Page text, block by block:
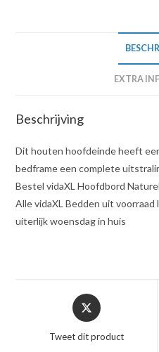
EXTRA
Beschrijving
Dit houten hoofdeinde heeft
bedframe een complete
Bestel vidaXL Hoofdbord
Alle vidaXL Bedden uit
uiterlijk woensdag in huis
Opent
in
nieuw
Tweet dit product